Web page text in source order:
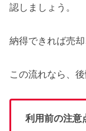
認しましょう。
納得できれば売
この流れなら、
利用前の注意